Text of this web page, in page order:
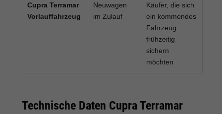
Cupra Terramar
Vorlauffahrzeug
Neuwagen
im Zulauf
Käufer, die sich
ein kommendes
Fahrzeug
frühzeitig
sichern
möchten
Technische Daten Cupra Terramar